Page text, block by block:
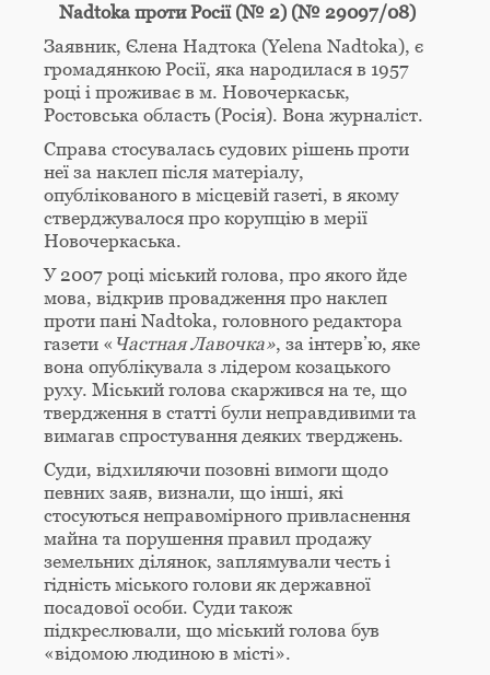
Nadtokaпроти Росії (№ 2) (№ 29097/08)
Заявник, Єлена Надтока (Yelena Nadtoka), є
громадянкою Росії, яка народилася в 1957
році і проживає в м. Новочеркаськ,
Ростовська область (Росія). Вона журналіст.
Справа стосувалась судових рішень проти
неї за наклеп після матеріалу,
опублікованого в місцевій газеті, в якому
стверджувалося про корупцію в мерії
Новочеркаська.
У 2007 році міський голова, про якого йде
мова, відкрив провадження про наклеп
проти пані Nadtoka, головного редактора
газети « Частная Лавочка», за інтерв’ю, яке
вона опублікувала з лідером козацького
руху. Міський голова скаржився на те, що
твердження в статті були неправдивими та
вимагав спростування деяких тверджень.
Суди, відхиляючи позовні вимоги щодо
певних заяв, визнали, що інші, які
стосуються неправомірного привласнення
майна та порушення правил продажу
земельних ділянок, заплямували честь і
гідність міського голови як державної
посадової особи. Суди також
підкреслювали, що міський голова був
«відомою людиною в місті».